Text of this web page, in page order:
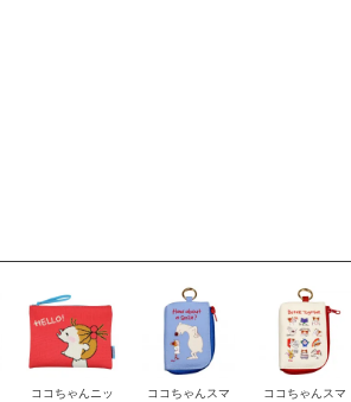
ココちゃんニッ
ココちゃんスマ
ココちゃんスマ